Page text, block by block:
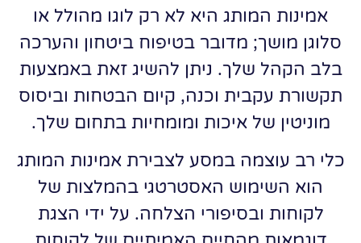
אמינות המותג היא לא רק לוגו מהולל או
סלוגן מושך; מדובר בטיפוח ביטחון והערכה
בלב הקהל שלך. ניתן להשיג זאת באמצעות
תקשורת עקבית וכנה, קיום הבטחות וביסוס
מוניטין של איכות ומומחיות בתחום שלך.
כלי רב עוצמה במסע לצבירת אמינות המותג
הוא השימוש האסטרטגי בהמלצות של
לקוחות ובסיפורי הצלחה. על ידי הצגת